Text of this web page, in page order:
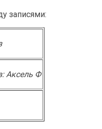
записями:
Аксель Ф